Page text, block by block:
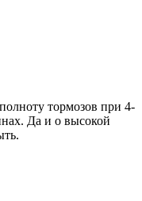
тормозов при 4-
Да и о высокой